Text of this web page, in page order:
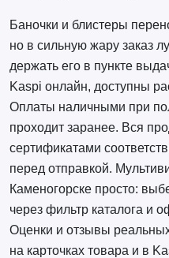
Баночки и блистеры
но в сильную жару заказ
держать его в пункте
Kaspi онлайн, доступны
Оплаты наличными при
проходит заранее. Вся
сертификатами
перед отправкой.
Каменогорске просто:
через фильтр каталога и
Оценки и отзывы
на карточках товара и в